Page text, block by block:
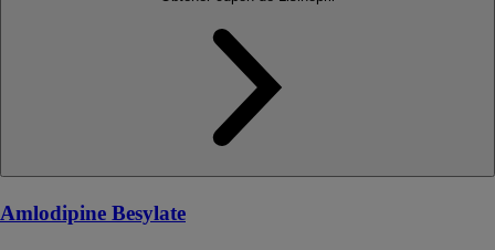
Amlodipine Besylate